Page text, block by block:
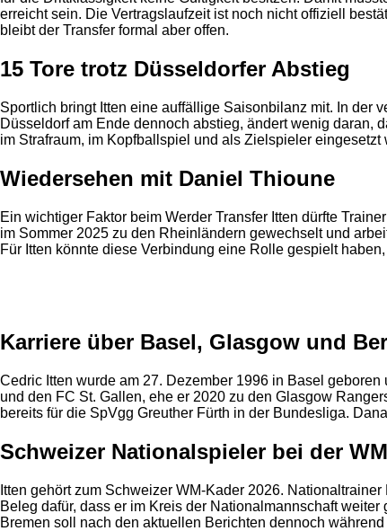
erreicht sein. Die Vertragslaufzeit ist noch nicht offiziell
bleibt der Transfer formal aber offen.
15 Tore trotz Düsseldorfer Abstieg
Sportlich bringt Itten eine auffällige Saisonbilanz mit. In der
Düsseldorf am Ende dennoch abstieg, ändert wenig daran,
im Strafraum, im Kopfballspiel und als Zielspieler eingesetzt
Wiedersehen mit Daniel Thioune
Ein wichtiger Faktor beim Werder Transfer Itten dürfte
im Sommer 2025 zu den Rheinländern gewechselt und
Für Itten könnte diese Verbindung eine Rolle gespielt
Karriere über Basel, Glasgow und
Cedric Itten wurde am 27. Dezember 1996 in Basel
und den FC St. Gallen, ehe er 2020 zu den Glasgow
bereits für die SpVgg Greuther Fürth in der Bundesliga.
Schweizer Nationalspieler bei der
Itten gehört zum Schweizer WM-Kader 2026.
Beleg dafür, dass er im Kreis der Nationalmannschaft
Bremen soll nach den aktuellen Berichten dennoch